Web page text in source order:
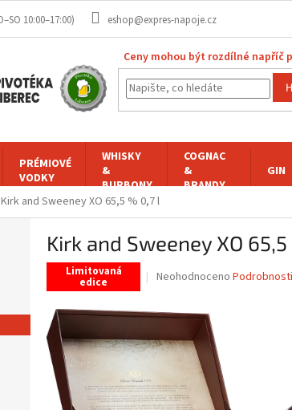
eshop@expres-napoje.cz
Ceny mohou být rozdílné napříč
PRÉMIOVÉ
VODKY
WHISKY
&
BURBONY
COGNAC
&
BRANDY
GIN
Kirk and Sweeney XO 65,5 % 0,7 l
Kirk and Sweeney XO
Limitovaná
edice
Průměrné
je
0,0
z
hvězdiček.
Neohodnoceno